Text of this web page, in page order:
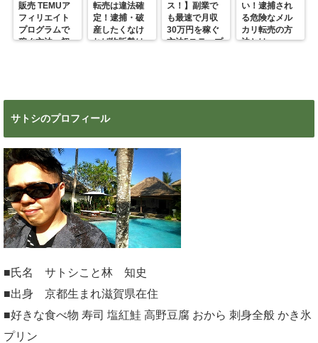
販売 TEMUア
フィリエイト
プログラムで
稼ぐ方法 初
転売は違法確
定！逮捕・破
産したくなけ
れば物販勢は
ス！】副業で
も最速で月収
30万円を稼ぐ
方法5ステップ
い！逮捕され
る危険なメル
カリ転売の方
法とは
サトシのプロフィール
■氏名 サトシこと林 知史
■出身 京都生まれ滋賀県在住
■好きな食べ物 寿司 塩紅鮭 高野豆腐 おから 刺身全般 かき氷
プリン